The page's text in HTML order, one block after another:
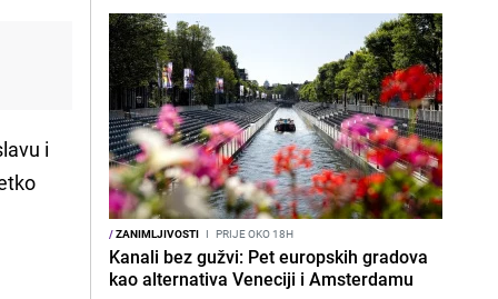
i
/ZANIMLJIVOSTI I PRIJE OKO 18H
Kanali bez gužvi: Pet europskih gradova
kao alternativa Veneciji i Amsterdamu